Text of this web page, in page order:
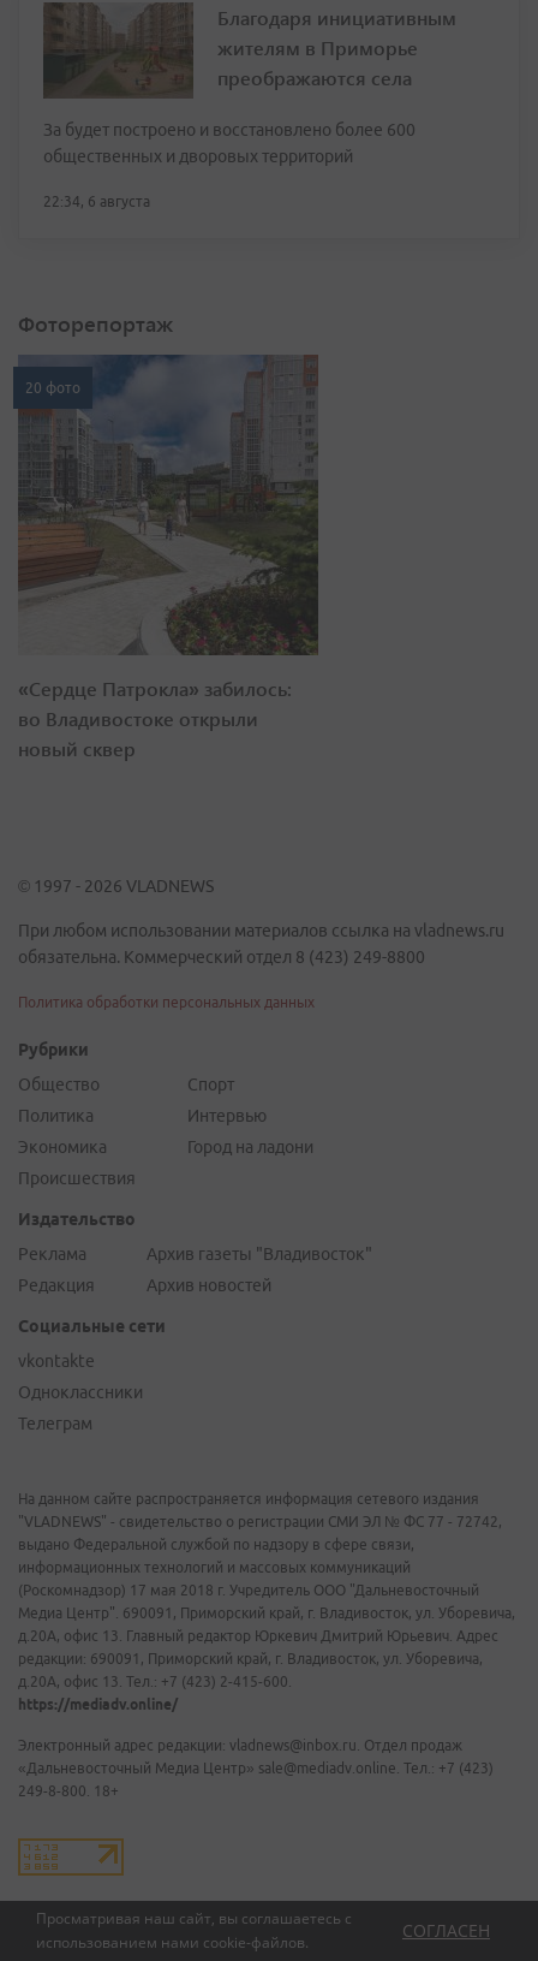
Просматривая наш сайт, вы соглашаетесь с
использованием нами cookie-файлов.
СОГЛАСЕН
Благодаря инициативным
жителям в Приморье
преображаются села
За будет построено и восстановлено более 600
общественных и дворовых территорий
22:34, 6 августа
Фоторепортаж
20 фото
«Сердце Патрокла» забилось:
во Владивостоке открыли
новый сквер
© 1997 - 2026 VLADNEWS
При любом использовании материалов ссылка на vladnews.ru
обязательна. Коммерческий отдел 8 (423) 249-8800
Политика обработки персональных данных
Рубрики
Общество
Политика
Экономика
Происшествия
Спорт
Интервью
Город на ладони
Издательство
Реклама
Редакция
Архив газеты "Владивосток"
Архив новостей
Социальные сети
vkontakte
Одноклассники
Телеграм
На данном сайте распространяется информация сетевого издания
"VLADNEWS" - свидетельство о регистрации СМИ ЭЛ № ФС 77 - 72742,
выдано Федеральной службой по надзору в сфере связи,
информационных технологий и массовых коммуникаций
(Роскомнадзор) 17 мая 2018 г. Учредитель ООО "Дальневосточный
Медиа Центр". 690091, Приморский край, г. Владивосток, ул. Уборевича,
д.20А, офис 13. Главный редактор Юркевич Дмитрий Юрьевич. Адрес
редакции: 690091, Приморский край, г. Владивосток, ул. Уборевича,
д.20А, офис 13. Тел.: +7 (423) 2-415-600.
https://mediadv.online/
Электронный адрес редакции: vladnews@inbox.ru. Отдел продаж
«Дальневосточный Медиа Центр» sale@mediadv.online. Тел.: +7 (423)
249-8-800. 18+